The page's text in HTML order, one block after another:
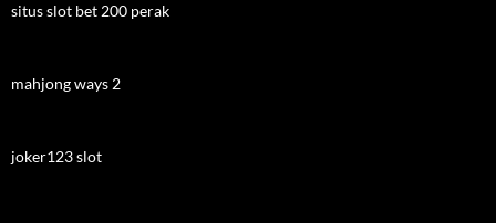
situs slot bet 200 perak
mahjong ways 2
joker123 slot